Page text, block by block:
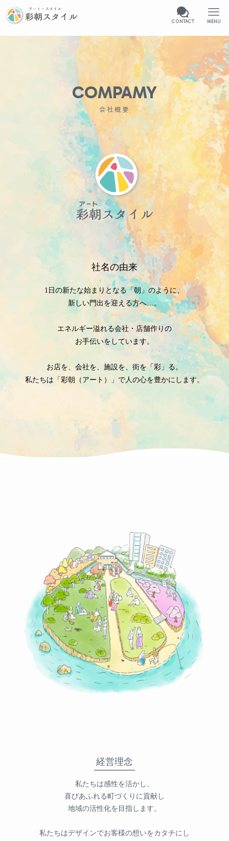
CONTACT MENU
COMPAMY
会社概要
社名の由来
1日の新たな始まりとなる「朝」のように、
新しい門出を迎える方へ…。
エネルギー溢れる会社・店舗作りの
お手伝いをしています。
お店を、会社を、施設を、街を「彩」る。
私たちは「彩朝（アート）」で人の心を豊かにします。
経営理念
私たちは感性を活かし、
喜びあふれる町づくりに貢献し
地域の活性化を目指します。
私たちはデザインでお客様の想いをカタチにし